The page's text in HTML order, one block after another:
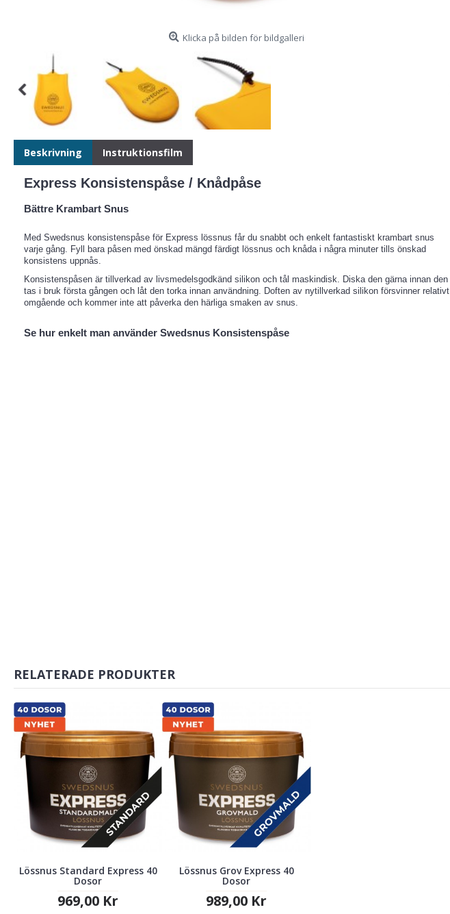
Klicka på bilden för bildgalleri
Beskrivning Instruktionsfilm
Express Konsistenspåse / Knådpåse
Bättre Krambart Snus
Med Swedsnus konsistenspåse för Express lössnus får du snabbt och enkelt fantastiskt krambart snus
varje gång. Fyll bara påsen med önskad mängd färdigt lössnus och knåda i några minuter tills önskad
konsistens uppnås.
Konsistenspåsen är tillverkad av livsmedelsgodkänd silikon och tål maskindisk. Diska den gärna innan den
tas i bruk första gången och låt den torka innan användning. Doften av nytillverkad silikon försvinner relativt
omgående och kommer inte att påverka den härliga smaken av snus.
Se hur enkelt man använder Swedsnus Konsistenspåse
RELATERADE PRODUKTER
Lössnus Standard Express 40
Dosor
969,00 Kr
Lössnus Grov Express 40
Dosor
989,00 Kr